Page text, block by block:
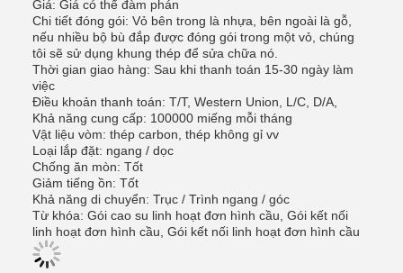
Giá: Giá có thể đàm phán
Chi tiết đóng gói: Vỏ bên trong là nhựa, bên ngoài là gỗ,
nếu nhiều bộ bù đắp được đóng gói trong một vỏ, chúng
tôi sẽ sử dụng khung thép để sửa chữa nó.
Thời gian giao hàng: Sau khi thanh toán 15-30 ngày làm
việc
Điều khoản thanh toán: T/T, Western Union, L/C, D/A,
Khả năng cung cấp: 100000 miếng mỗi tháng
Vật liệu vòm: thép carbon, thép không gỉ vv
Loại lắp đặt: ngang / dọc
Chống ăn mòn: Tốt
Giảm tiếng ồn: Tốt
Khả năng di chuyển: Trục / Trình ngang / góc
Từ khóa: Gói cao su linh hoạt đơn hình cầu, Gói kết nối
linh hoạt đơn hình cầu, Gói kết nối linh hoạt đơn hình cầu